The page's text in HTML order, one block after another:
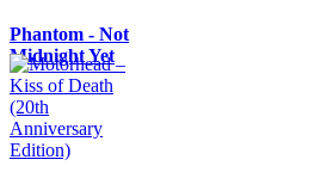
Phantom - Not
Midnight Yet